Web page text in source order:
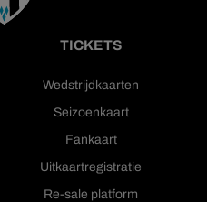
TICKETS
Wedstrijdkaarten
Seizoenkaart
Fankaart
Uitkaartregistratie
Re-sale platform